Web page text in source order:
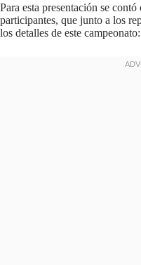
Para esta presentación se
participantes, que junto a los
los detalles de este campeonato: